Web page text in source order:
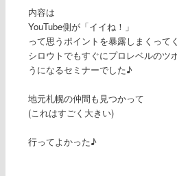
内容は
YouTube側が「イイね！」
って思うポイントを暴露しまくって
シロウトでもすぐにプロレベルのツ
うになるセミナーでした♪
地元札幌の仲間も見つかって
(これはすごく大きい)
行ってよかった♪